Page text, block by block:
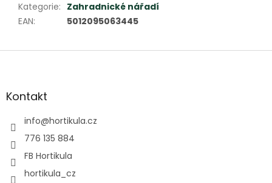
Kategorie: Zahradnické nářadí
EAN: 5012095063445
Z
aKontakt
info@hortikula.cz
776 135 884
FB Hortikula
hortikula_cz